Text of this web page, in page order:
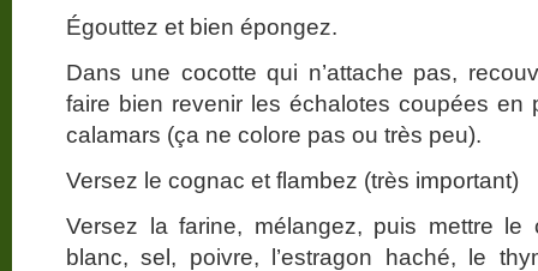
Égouttez et bien épongez.
Dans une cocotte qui n’attache pas,
faire bien revenir les échalotes coupées en
calamars (ça ne colore pas ou très peu).
Versez le cognac et flambez (très important)
Versez la farine, mélangez, puis mettre
blanc, sel, poivre, l’estragon haché, le